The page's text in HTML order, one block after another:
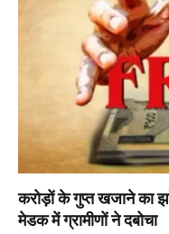
करोड़ों के गुप्त खजाने का
मेडक में ग्रामीणों ने दबोचा